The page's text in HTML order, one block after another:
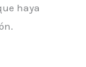
haya